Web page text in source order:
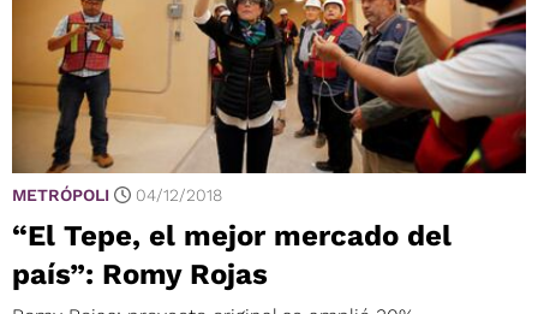
METRÓPOLI 04/12/2018
“El Tepe, el mejor mercado del
país”: Romy Rojas